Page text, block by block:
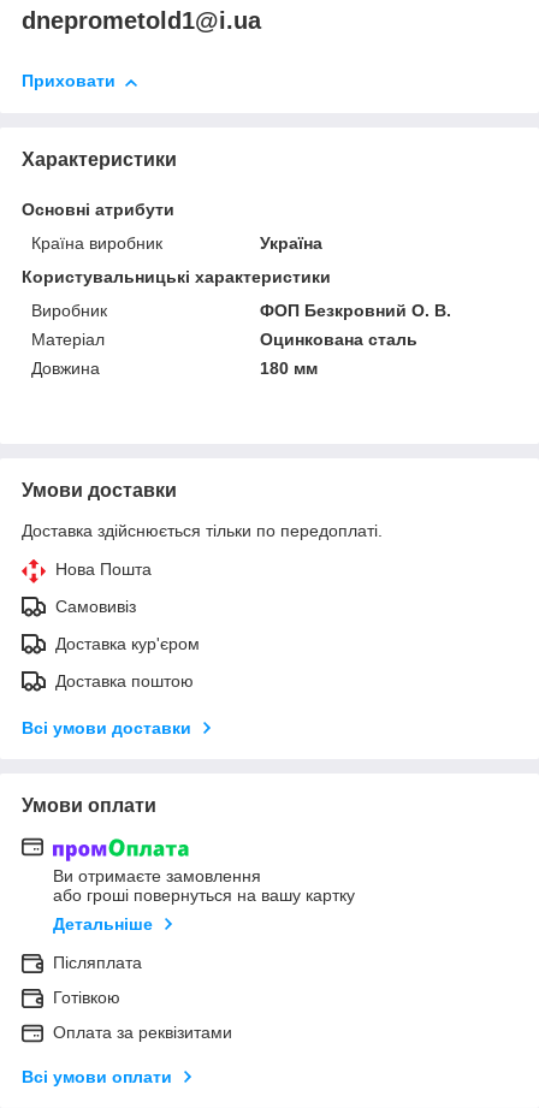
dneprometold1@i.ua
Приховати
Характеристики
Основні атрибути
Країна виробник
Україна
Користувальницькі характеристики
Виробник
ФОП Безкровний О. В.
Матеріал
Оцинкована сталь
Довжина
180 мм
Умови доставки
Доставка здійснюється тільки по передоплаті.
Нова Пошта
Самовивіз
Доставка кур'єром
Доставка поштою
Всі умови доставки
Умови оплати
Ви отримаєте замовлення
або гроші повернуться на вашу картку
Детальніше
Післяплата
Готівкою
Оплата за реквізитами
Всі умови оплати